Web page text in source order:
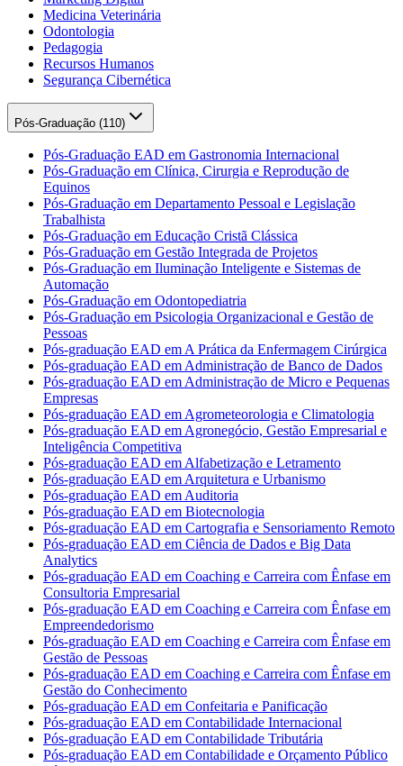
Medicina Veterinária
Odontologia
Pedagogia
Recursos Humanos
Segurança Cibernética
Pós-Graduação (110)
Pós-Graduação EAD em Gastronomia Internacional
Pós-Graduação em Clínica, Cirurgia e Reprodução de
Equinos
Pós-Graduação em Departamento Pessoal e Legislação
Trabalhista
Pós-Graduação em Educação Cristã Clássica
Pós-Graduação em Gestão Integrada de Projetos
Pós-Graduação em Iluminação Inteligente e Sistemas de
Automação
Pós-Graduação em Odontopediatria
Pós-Graduação em Psicologia Organizacional e Gestão de
Pessoas
Pós-graduação EAD em A Prática da Enfermagem Cirúrgica
Pós-graduação EAD em Administração de Banco de Dados
Pós-graduação EAD em Administração de Micro e Pequenas
Empresas
Pós-graduação EAD em Agrometeorologia e Climatologia
Pós-graduação EAD em Agronegócio, Gestão Empresarial e
Inteligência Competitiva
Pós-graduação EAD em Alfabetização e Letramento
Pós-graduação EAD em Arquitetura e Urbanismo
Pós-graduação EAD em Auditoria
Pós-graduação EAD em Biotecnologia
Pós-graduação EAD em Cartografia e Sensoriamento Remoto
Pós-graduação EAD em Ciência de Dados e Big Data
Analytics
Pós-graduação EAD em Coaching e Carreira com Ênfase em
Consultoria Empresarial
Pós-graduação EAD em Coaching e Carreira com Ênfase em
Empreendedorismo
Pós-graduação EAD em Coaching e Carreira com Ênfase em
Gestão de Pessoas
Pós-graduação EAD em Coaching e Carreira com Ênfase em
Gestão do Conhecimento
Pós-graduação EAD em Confeitaria e Panificação
Pós-graduação EAD em Contabilidade Internacional
Pós-graduação EAD em Contabilidade Tributária
Pós-graduação EAD em Contabilidade e Orçamento Público